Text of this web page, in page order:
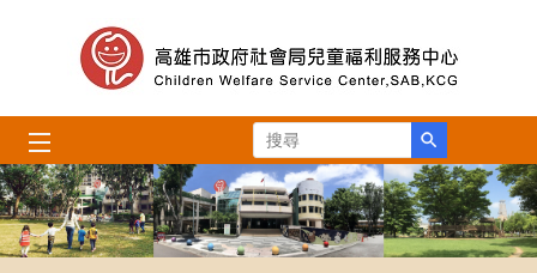
跳到主要內容區塊
搜尋